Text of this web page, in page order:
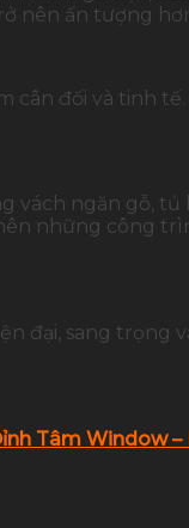
nên ấn tượng
cân đối và tinh tế.
ngăn gỗ, tủ
những công
đại, sang trọng
Tâm Window –